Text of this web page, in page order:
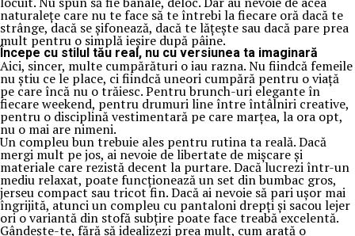
naturalețe care nu te face să te întrebi la fiecare oră dacă te
strânge, dacă se șifonează, dacă te lățește sau dacă pare prea
mult pentru o simplă ieșire după pâine.
Începe cu stilul tău real, nu cu versiunea ta imaginară
Aici, sincer, multe cumpărături o iau razna. Nu fiindcă femeile
nu știu ce le place, ci fiindcă uneori cumpără pentru o viață
pe care încă nu o trăiesc. Pentru brunch-uri elegante în
fiecare weekend, pentru drumuri line între întâlniri creative,
pentru o disciplină vestimentară pe care marțea, la ora opt,
nu o mai are nimeni.
Un compleu bun trebuie ales pentru rutina ta reală. Dacă
mergi mult pe jos, ai nevoie de libertate de mișcare și
materiale care rezistă decent la purtare. Dacă lucrezi într-un
mediu relaxat, poate funcționează un set din bumbac gros,
jerseu compact sau tricot fin. Dacă ai nevoie să pari ușor mai
îngrijită, atunci un compleu cu pantaloni drepți și sacou lejer
ori o variantă din stofă subțire poate face treabă excelentă.
Gândește-te, fără să idealizezi prea mult, cum arată o